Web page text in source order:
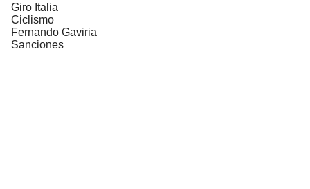
Giro Italia
Ciclismo
Fernando Gaviria
Sanciones